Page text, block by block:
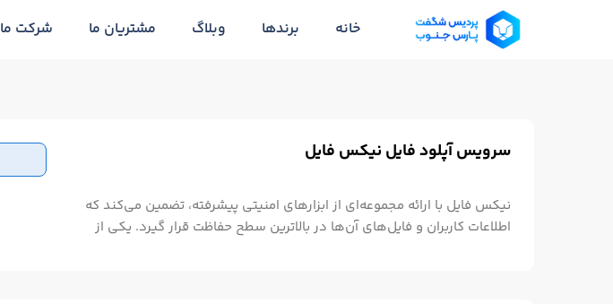
خانه برندها وبلاگ مشتریان ما شرکت ما
سرویس آپلود فایل نیکس فایل
نیکس فایل با ارائه مجموعه‌ای از ابزارهای امنیتی پیشرفته، تضمین می‌کند که
اطلاعات کاربران و فایل‌های آن‌ها در بالاترین سطح حفاظت قرار گیرد. یکی از